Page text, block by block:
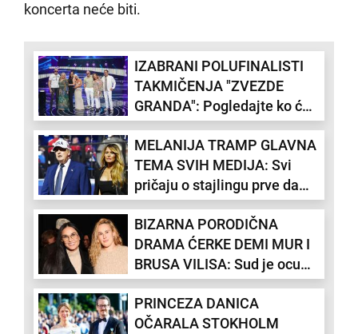
koncerta neće biti.
IZABRANI POLUFINALISTI
TAKMIČENJA "ZVEZDE
GRANDA": Pogledajte ko će
se boriti za pobedu
MELANIJA TRAMP GLAVNA
TEMA SVIH MEDIJA: Svi
pričaju o stajlingu prve dame
u Beloj kući (FOTO)
BIZARNA PORODIČNA
DRAMA ĆERKE DEMI MUR I
BRUSA VILISA: Sud je ocu
zabranio da se kupa go sa
svojom ćerkom?! (FOTO)
PRINCEZA DANICA
OČARALA STOKHOLM